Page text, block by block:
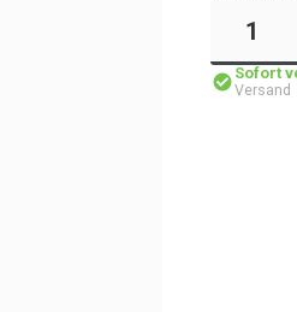
Sofort
Versand